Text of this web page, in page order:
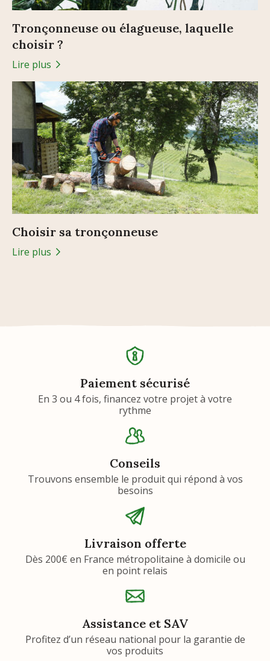
Tronçonneuse ou élagueuse, laquelle
choisir ?
Lire plus
Choisir sa tronçonneuse
Lire plus
Paiement sécurisé
En 3 ou 4 fois, financez votre projet à votre
rythme
Conseils
Trouvons ensemble le produit qui répond à vos
besoins
Livraison offerte
Dès 200€ en France métropolitaine à domicile ou
en point relais
Assistance et SAV
Profitez d’un réseau national pour la garantie de
vos produits